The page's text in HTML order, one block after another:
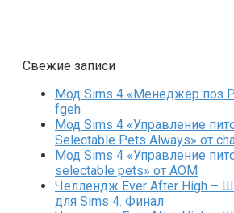
Свежие записи
Мод Sims 4 «Менеджер поз
fgeh
Мод Sims 4 «Управление
Selectable Pets Always» от
Мод Sims 4 «Управление
selectable pets» от AOM
Челлендж Ever After High –
для Sims 4. Финал